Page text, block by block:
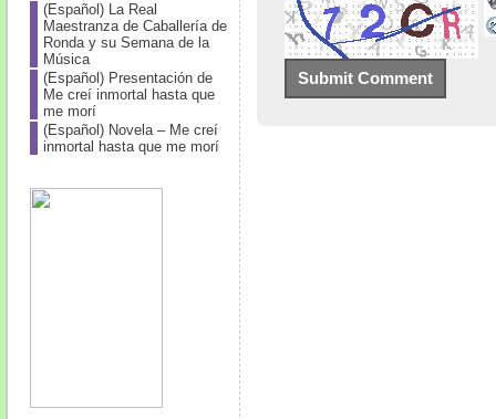
(Español) La Real
Maestranza de Caballería de
Ronda y su Semana de la
Música
(Español) Presentación de
Me creí inmortal hasta que
me morí
(Español) Novela – Me creí
inmortal hasta que me morí